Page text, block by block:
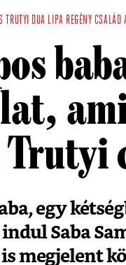
TRUTYI DUA LIPA REGÉNY CSALÁD
Trutyi
egy
Saba
megjelent